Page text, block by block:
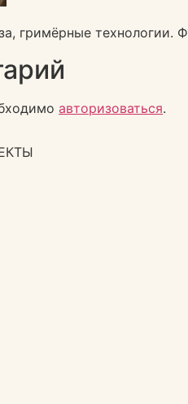
гримёрные технологии.
авторизоваться.